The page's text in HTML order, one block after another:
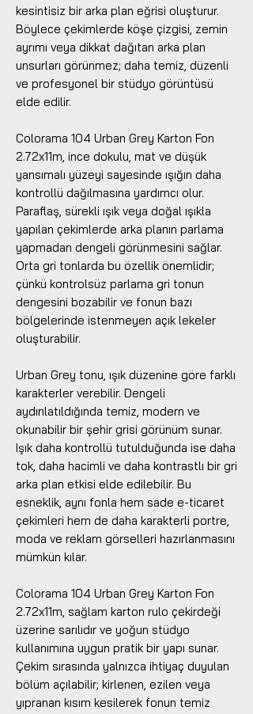
kesintisiz bir arka plan eğrisi oluşturur.
Böylece çekimlerde köşe çizgisi, zemin
ayrımı veya dikkat dağıtan arka plan
unsurları görünmez; daha temiz, düzenli
ve profesyonel bir stüdyo görüntüsü
elde edilir.
Colorama 104 Urban Grey Karton Fon
2.72x11m, ince dokulu, mat ve düşük
yansımalı yüzeyi sayesinde ışığın daha
kontrollü dağılmasına yardımcı olur.
Paraflaş, sürekli ışık veya doğal ışıkla
yapılan çekimlerde arka planın parlama
yapmadan dengeli görünmesini sağlar.
Orta gri tonlarda bu özellik önemlidir;
çünkü kontrolsüz parlama gri tonun
dengesini bozabilir ve fonun bazı
bölgelerinde istenmeyen açık lekeler
oluşturabilir.
Urban Grey tonu, ışık düzenine göre farklı
karakterler verebilir. Dengeli
aydınlatıldığında temiz, modern ve
okunabilir bir şehir grisi görünüm sunar.
Işık daha kontrollü tutulduğunda ise daha
tok, daha hacimli ve daha kontrastlı bir gri
arka plan etkisi elde edilebilir. Bu
esneklik, aynı fonla hem sade e-ticaret
çekimleri hem de daha karakterli portre,
moda ve reklam görselleri hazırlanmasını
mümkün kılar.
Colorama 104 Urban Grey Karton Fon
2.72x11m, sağlam karton rulo çekirdeği
üzerine sarılıdır ve yoğun stüdyo
kullanımına uygun pratik bir yapı sunar.
Çekim sırasında yalnızca ihtiyaç duyulan
bölüm açılabilir; kirlenen, ezilen veya
yıpranan kısım kesilerek fonun temiz